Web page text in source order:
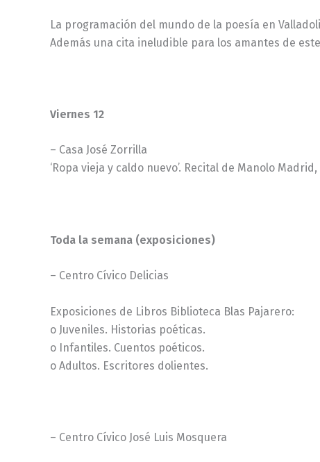
La programación del mundo de la poesía en
Además una cita ineludible para los amantes de
Viernes 12
– Casa José Zorrilla
‘Ropa vieja y caldo nuevo’. Recital de Manolo
Toda la semana (exposiciones)
– Centro Cívico Delicias
Exposiciones de Libros Biblioteca Blas Pajarero:
o Juveniles. Historias poéticas.
o Infantiles. Cuentos poéticos.
o Adultos. Escritores dolientes.
– Centro Cívico José Luis Mosquera